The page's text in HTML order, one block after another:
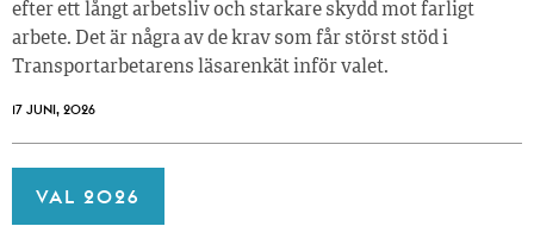
efter ett långt arbetsliv och starkare skydd mot farligt
arbete. Det är några av de krav som får störst stöd i
Transportarbetarens läsar­enkät inför valet.
17 JUNI, 2026
VAL 2026